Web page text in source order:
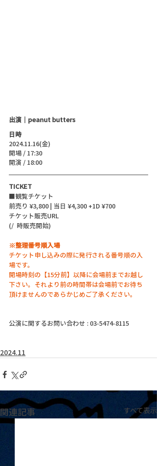
出演｜peanut butters
日時
2024.11.16(金)
開場 / 17:30
開演 / 18:00
TICKET
■観覧チケット
前売り ¥3,800 | 当日 ¥4,300 +1D ¥700
チケット販売URL
(/  時販売開始)
※整理番号順入場
チケット申し込みの際に発行される番号順の入
場です。
開場時刻の【15分前】以降に会場前までお越し
下さい。それより前の時間帯は会場前でお待ち
頂けませんのであらかじめご了承ください。
公演に関するお問い合わせ : 03-5474-8115
2024.11
関連記事 すべて表示